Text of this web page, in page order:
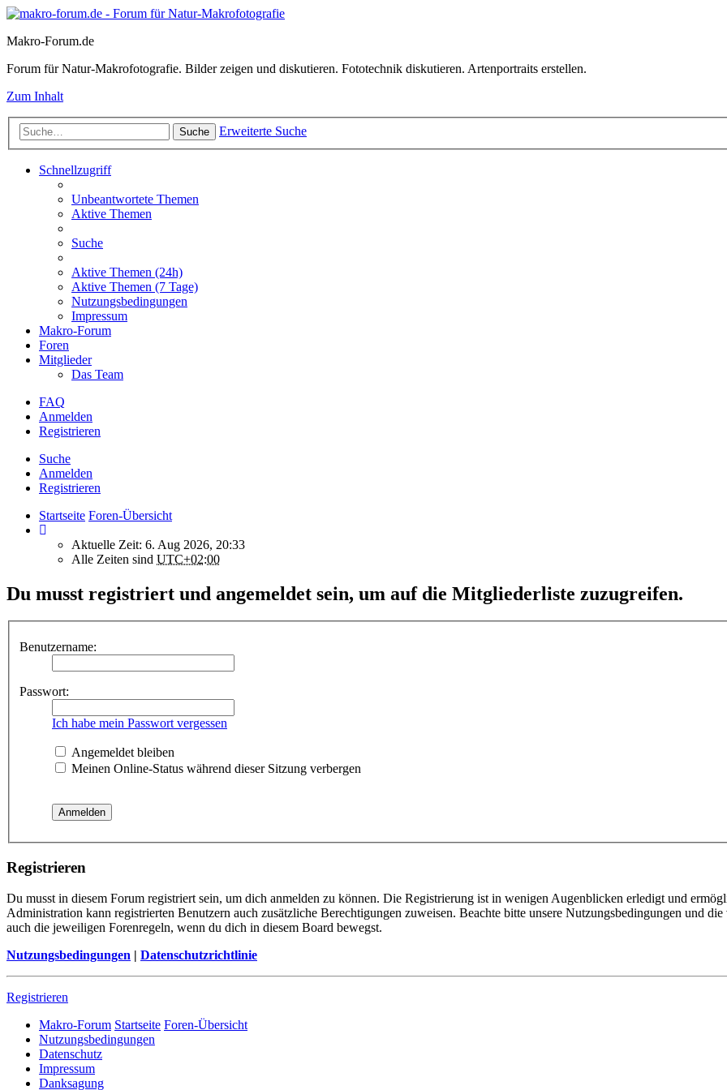
Makro-Forum.de
Forum für Natur-Makrofotografie. Bilder zeigen und diskutieren. Fototechnik diskutieren. Artenportraits erstellen.
Zum Inhalt
Suche Erweiterte Suche
Schnellzugriff
Unbeantwortete Themen
Aktive Themen
Suche
Aktive Themen (24h)
Aktive Themen (7 Tage)
Nutzungsbedingungen
Impressum
Makro-Forum
Foren
Mitglieder
Das Team
FAQ
Anmelden
Registrieren
Suche
Anmelden
Registrieren
Startseite Foren-Übersicht
Aktuelle Zeit: 6. Aug 2026, 20:33
Alle Zeiten sind UTC+02:00
Du musst registriert und angemeldet sein, um auf die Mitgliederliste zuzugreifen.
Benutzername:
Passwort:
Ich habe mein Passwort vergessen
Angemeldet bleiben
Meinen Online-Status während dieser Sitzung verbergen
Registrieren
Du musst in diesem Forum registriert sein, um dich anmelden zu können. Die Registrierung ist in wenigen Augenblicken erledigt und
Administration kann registrierten Benutzern auch zusätzliche Berechtigungen zuweisen. Beachte bitte unsere Nutzungsbedingungen und
auch die jeweiligen Forenregeln, wenn du dich in diesem Board bewegst.
Nutzungsbedingungen | Datenschutzrichtlinie
Registrieren
Makro-Forum Startseite Foren-Übersicht
Nutzungsbedingungen
Datenschutz
Impressum
Danksagung